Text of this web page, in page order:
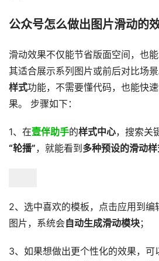
公众号怎么做出图片滑动的效
滑动效果不仅能节省版面空间，也
其适合展示系列图片或前后对比场
样式功能，不需要懂代码，也能快
果。 步骤如下：
1、在壹伴助手的样式中心，搜索关
“轮播”，就能看到 多种预设的滑动
2、选中喜欢的模板，点击应用到编
图片，系统会自动生成滑动模块；
3、如果想做出更个性化的效果，可